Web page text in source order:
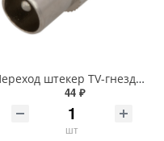
Переход штекер TV-гнездо TV REXANT
44 ₽
шт